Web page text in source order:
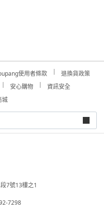
使用者條款
退換貨政策
安心購物
資訊安全
城
7號13樓之1
7298